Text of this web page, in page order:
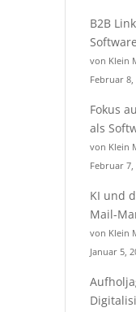
B2B
von Klein
Februar 8,
Fokus
als
von Klein
Februar 7,
KI und
Mail-
von Klein
Januar 5,